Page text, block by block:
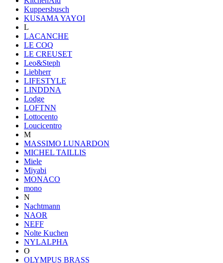
Kuppersbusch
KUSAMA YAYOI
L
LACANCHE
LE COQ
LE CREUSET
Leo&Steph
Liebherr
LIFESTYLE
LINDDNA
Lodge
LOFTNN
Lottocento
Loucicentro
M
MASSIMO LUNARDON
MICHEL TAILLIS
Miele
Miyabi
MONACO
mono
N
Nachtmann
NAOR
NEFF
Nolte Kuchen
NYLALPHA
O
OLYMPUS BRASS